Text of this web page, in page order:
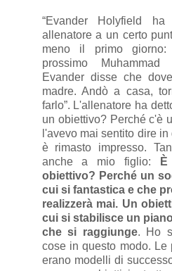
“Evander Holyfield
allenatore a un certo
meno il primo giorno:
prossimo
Evander disse che
madre. Andò a casa,
farlo”. L'allenatore ha
un obiettivo? Perché c'è
l'avevo mai sentito dire
è rimasto impresso.
anche a mio figlio:
obiettivo? Perché un
cui si fantastica e che
realizzerà mai. Un
cui si stabilisce un
che si raggiunge. Ho
cose in questo modo. Le
erano modelli di